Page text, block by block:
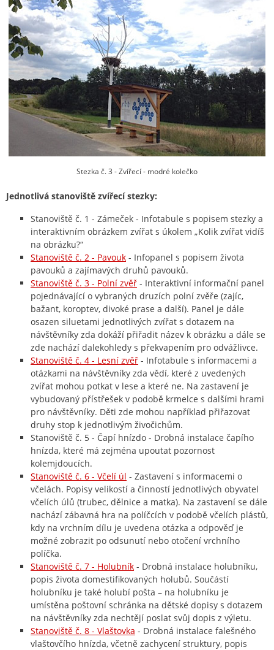
Stezka č. 3 - Zvířecí - modré kolečko
Jednotlivá stanoviště zvířecí stezky:
Stanoviště č. 1 - Zámeček - Infotabule s popisem stezky a
interaktivním obrázkem zvířat s úkolem „Kolik zvířat vidíš
na obrázku?“
Stanoviště č. 2 - Pavouk - Infopanel s popisem života
pavouků a zajímavých druhů pavouků.
Stanoviště č. 3 - Polní zvěř - Interaktivní informační panel
pojednávající o vybraných druzích polní zvěře (zajíc,
bažant, koroptev, divoké prase a další). Panel je dále
osazen siluetami jednotlivých zvířat s dotazem na
návštěvníky zda dokáží přiřadit název k obrázku a dále se
zde nachází dalekohledy s překvapením pro odvážlivce.
Stanoviště č. 4 - Lesní zvěř - Infotabule s informacemi a
otázkami na návštěvníky zda vědí, které z uvedených
zvířat mohou potkat v lese a které ne. Na zastavení je
vybudovaný přístřešek v podobě krmelce s dalšími hrami
pro návštěvníky. Děti zde mohou například přiřazovat
druhy stop k jednotlivým živočichům.
Stanoviště č. 5 - Čapí hnízdo - Drobná instalace čapího
hnízda, které má zejména upoutat pozornost
kolemjdoucích.
Stanoviště č. 6 - Včelí úl - Zastavení s informacemi o
včelách. Popisy velikostí a činností jednotlivých obyvatel
včelích úlů (trubec, dělnice a matka). Na zastavení se dále
nachází zábavná hra na políčcích v podobě včelích plástů,
kdy na vrchním dílu je uvedena otázka a odpověď je
možné zobrazit po odsunutí nebo otočení vrchního
políčka.
Stanoviště č. 7 - Holubník - Drobná instalace holubníku,
popis života domestifikovaných holubů. Součástí
holubníku je také holubí pošta – na holubníku je
umístěna poštovní schránka na dětské dopisy s dotazem
na návštěvníky zda nechtějí poslat svůj dopis z výletu.
Stanoviště č. 8 - Vlaštovka - Drobná instalace falešného
vlaštovčího hnízda, včetně zachycení struktury, popis